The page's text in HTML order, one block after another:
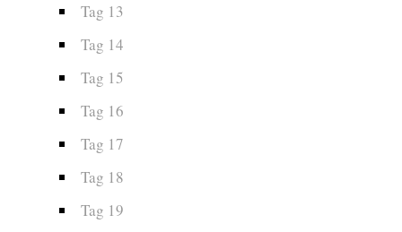
Tag 13
Tag 14
Tag 15
Tag 16
Tag 17
Tag 18
Tag 19